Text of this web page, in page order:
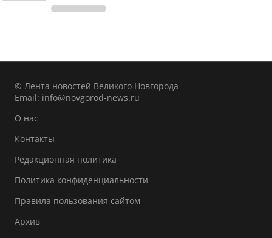
© Лента новостей Великого Новгорода
Email: info@novgorod-news.ru
О нас
Контакты
Редакционная политика
Политика конфиденциальности
Правила пользования сайтом
Архив